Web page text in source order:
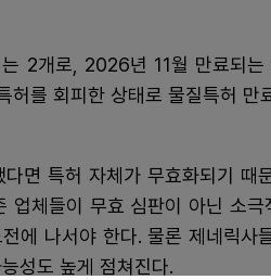
2개로, 2026년 11월 만료되는
를 회피한 상태로 물질특허 만
면 특허 자체가 무효화되기 때
체들이 무효 심판이 아닌 소극
에 나서야 한다. 물론 제네릭사
성도 높게 점쳐진다.